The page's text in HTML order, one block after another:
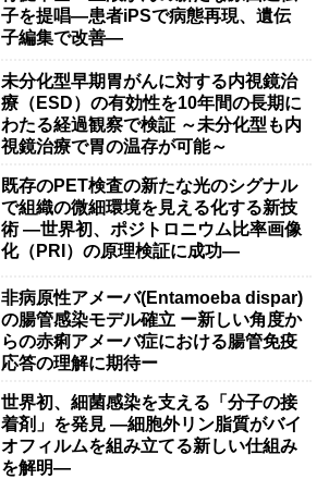
子を提唱―患者iPSで病態再現、遺伝
子編集で改善―
未分化型早期胃がんに対する内視鏡治
療（ESD）の有効性を10年間の長期に
わたる経過観察で検証 ～未分化型も内
視鏡治療で胃の温存が可能～
既存のPET検査の新たな光のシグナル
で組織の微細環境を見える化する新技
術 ―世界初、ポジトロニウム比率画像
化（PRI）の原理検証に成功―
非病原性アメーバ(Entamoeba dispar)
の腸管感染モデル確立 ー新しい角度か
らの赤痢アメーバ症における腸管免疫
応答の理解に期待ー
世界初、細菌感染を支える「分子の接
着剤」を発見 ―細胞外リン脂質がバイ
オフィルムを組み立てる新しい仕組み
を解明―